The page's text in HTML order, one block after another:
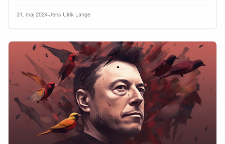
31. maj 2024·Jens Ulrik Lange